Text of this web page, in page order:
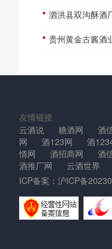
泗洪县双沟酥酒
贵州黄金古酱酒业
友情链接
云酒说
糖酒网 酒
网
酒123网 酒
情网
酒招商网 酒
酒推厂网
云酒世界
ICP备案： 沪ICP备